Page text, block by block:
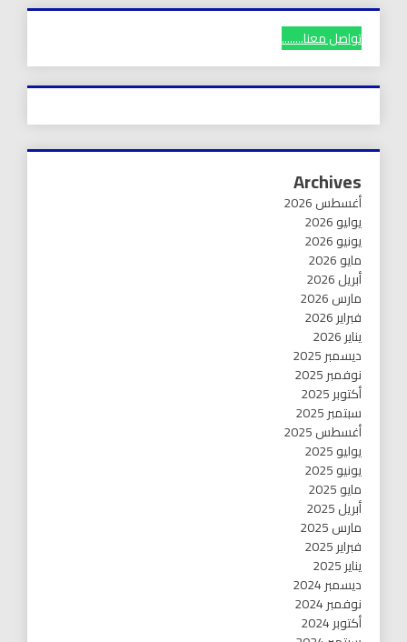
تواصل معنا........
Archives
أغسطس 2026
يوليو 2026
يونيو 2026
مايو 2026
أبريل 2026
مارس 2026
فبراير 2026
يناير 2026
ديسمبر 2025
نوفمبر 2025
أكتوبر 2025
سبتمبر 2025
أغسطس 2025
يوليو 2025
يونيو 2025
مايو 2025
أبريل 2025
مارس 2025
فبراير 2025
يناير 2025
ديسمبر 2024
نوفمبر 2024
أكتوبر 2024